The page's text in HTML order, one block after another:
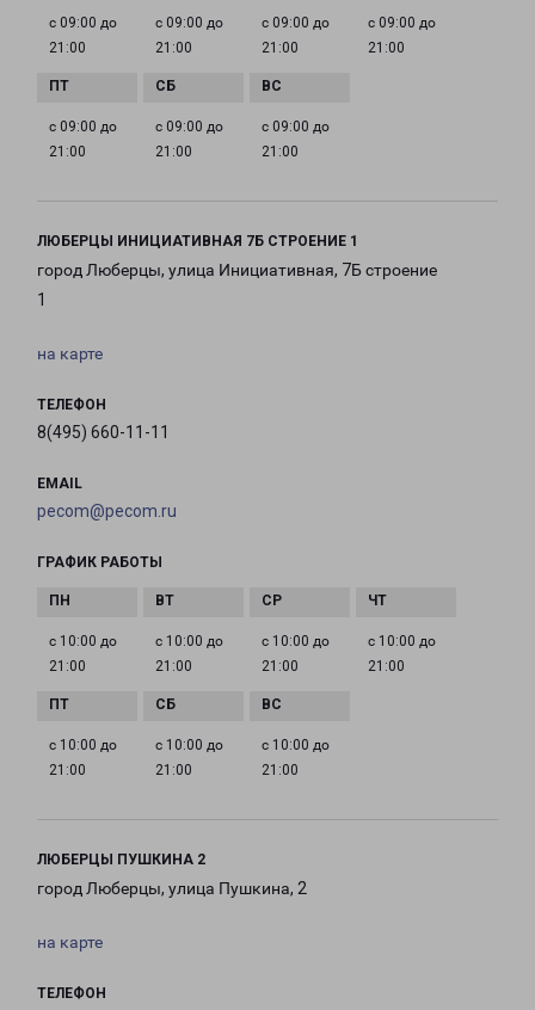
с 09:00 до
21:00
с 09:00 до
21:00
с 09:00 до
21:00
с 09:00 до
21:00
с 09:00 до
21:00
с 09:00 до
21:00
с 09:00 до
21:00
ЛЮБЕРЦЫ ИНИЦИАТИВНАЯ 7Б СТРОЕНИЕ 1
город Люберцы, улица Инициативная, 7Б строение
1
на карте
ТЕЛЕФОН
8(495) 660-11-11
EMAIL
pecom@pecom.ru
ГРАФИК РАБОТЫ
с 10:00 до
21:00
с 10:00 до
21:00
с 10:00 до
21:00
с 10:00 до
21:00
с 10:00 до
21:00
с 10:00 до
21:00
с 10:00 до
21:00
ЛЮБЕРЦЫ ПУШКИНА 2
город Люберцы, улица Пушкина, 2
на карте
ТЕЛЕФОН